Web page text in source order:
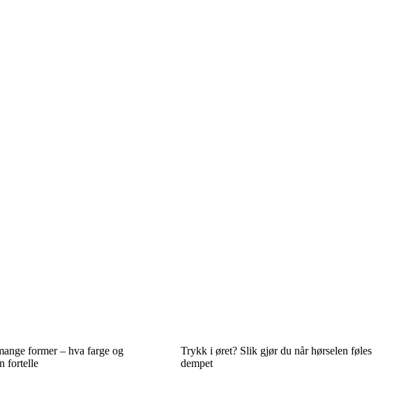
former – hva farge og
fortelle
Trykk i øret? Slik gjør du når hørselen føles
dempet